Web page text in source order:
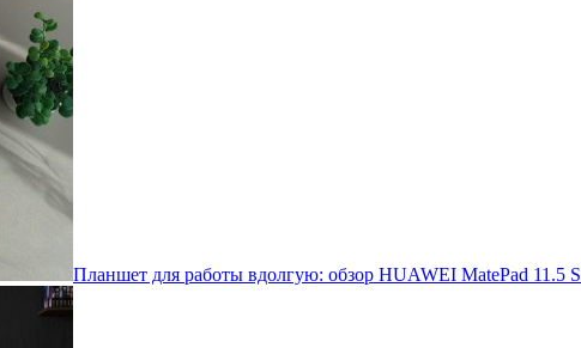
Планшет для работы вдолгую: обзор HUAWEI MatePad 11.5 S